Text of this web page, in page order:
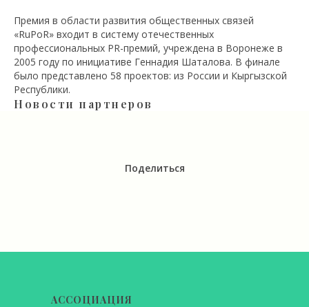
Премия в области развития общественных связей
«RuPoR» входит в систему отечественных
профессиональных PR-премий, учреждена в Воронеже в
2005 году по инициативе Геннадия Шаталова. В финале
было представлено 58 проектов: из России и Кыргызской
Республики.
Новости партнеров
Поделиться
АССОЦИАЦИЯ